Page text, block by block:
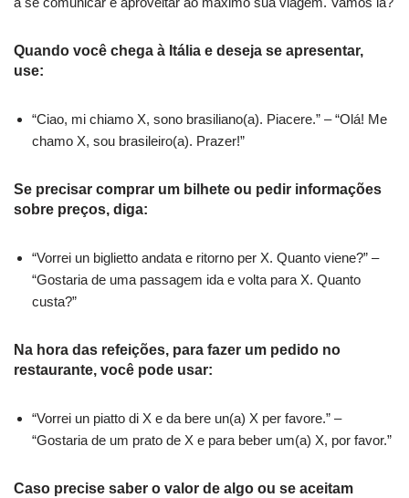
Quando você chega à Itália e deseja se apresentar,
use:
“Ciao, mi chiamo X, sono brasiliano(a). Piacere.” – “Olá! Me
chamo X, sou brasileiro(a). Prazer!”
Se precisar comprar um bilhete ou pedir informações
sobre preços, diga:
“Vorrei un biglietto andata e ritorno per X. Quanto viene?” –
“Gostaria de uma passagem ida e volta para X. Quanto
custa?”
Na hora das refeições, para fazer um pedido no
restaurante, você pode usar:
“Vorrei un piatto di X e da bere un(a) X per favore.” –
“Gostaria de um prato de X e para beber um(a) X, por favor.”
Caso precise saber o valor de algo ou se aceitam